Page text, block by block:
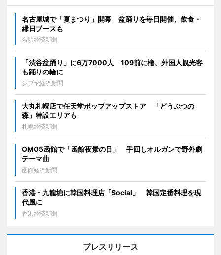
名古屋城で「夏まつり」開幕 盆踊りを毎日開催、飲食・
縁日ブースも
名駅経済新聞
「渋谷盆踊り」に6万7000人 109前に櫓、外国人観光客
も踊りの輪に
シブヤ経済新聞
大丸札幌店で任天堂ポップアップストア 「どうぶつの
森」特設エリアも
札幌経済新聞
OMO5函館で「函館夜景の日」 手回しオルガンで野外劇
テーマ曲
函館経済新聞
香港・九龍塘に韓国料理店「Social」 韓国定番料理を現
代風に
香港経済新聞
プレスリリース